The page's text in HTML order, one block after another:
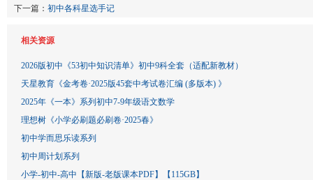
下一篇： 初中各科星选手记
相关资源
2026版初中《53初中知识清单》初中9科全套（适配新教材）
天星教育《金考卷·2025版45套中考试卷汇编 (多版本) 》
2025年《一本》系列初中7-9年级语文数学
理想树《小学必刷题必刷卷·2025春》
初中学而思乐读系列
初中周计划系列
小学-初中-高中【新版-老版课本PDF】【115GB】